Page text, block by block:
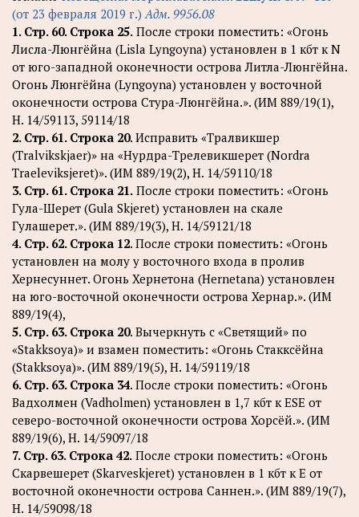
(от 23 февраля 2019 г.) Адм. 9956.08
1. Стр. 60. Строка 25. После строки поместить: «Огонь
Лисла-Люнгёйна (Lisla Lyngoyna) установлен в 1 кбт к N
от юго-западной оконечности острова Литла-Люнгёйна.
Огонь Люнгёйна (Lyngoyna) установлен у восточной
оконечности острова Стура-Люнгёйна.». (ИМ 889/19(1),
Н. 14/59113, 59114/18
2. Стр. 61. Строка 20. Исправить «Тралвикшер
(Тralvikskjaer)» на «Нурдра-Трелевикшерет (Nordra
Traeleviksjeret)». (ИМ 889/19(2), Н. 14/59110/18
3. Стр. 61. Строка 21. После строки поместить: «Огонь
Гула-Шерет (Gula Skjeret) установлен на скале
Гулашерет.». (ИМ 889/19(3), Н. 14/59121/18
4. Стр. 62. Строка 12. После строки поместить: «Огонь
установлен на молу у восточного входа в пролив
Хернесуннет. Огонь Хернетона (Hernetana) установлен
на юго-восточной оконечности острова Хернар.». (ИМ
889/19(4),
5. Стр. 63. Строка 20. Вычеркнуть с «Светящий» по
«Stakksoya)» и взамен поместить: «Огонь Стакксёйна
(Stakksoya)». (ИМ 889/19(5), Н. 14/59119/18
6. Стр. 63. Строка 34. После строки поместить: «Огонь
Вадхолмен (Vadholmen) установлен в 1,7 кбт к ЕSЕ от
северо-восточной оконечности острова Хорсёй.». (ИМ
889/19(6), Н. 14/59097/18
7. Стр. 63. Строка 42. После строки поместить: «Огонь
Скарвешерет (Skarveskjeret) установлен в 1 кбт к Е от
восточной оконечности острова Саннен.». (ИМ 889/19(7),
Н. 14/59098/18